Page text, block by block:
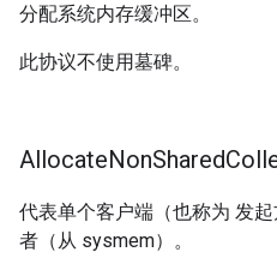
分配系统内存缓冲区。
此协议不使用墓碑。
AllocateNonShared
代表单个客户端（也称为 发
者（从 sysmem）。